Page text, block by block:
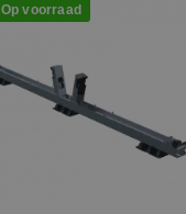
Op voorraad